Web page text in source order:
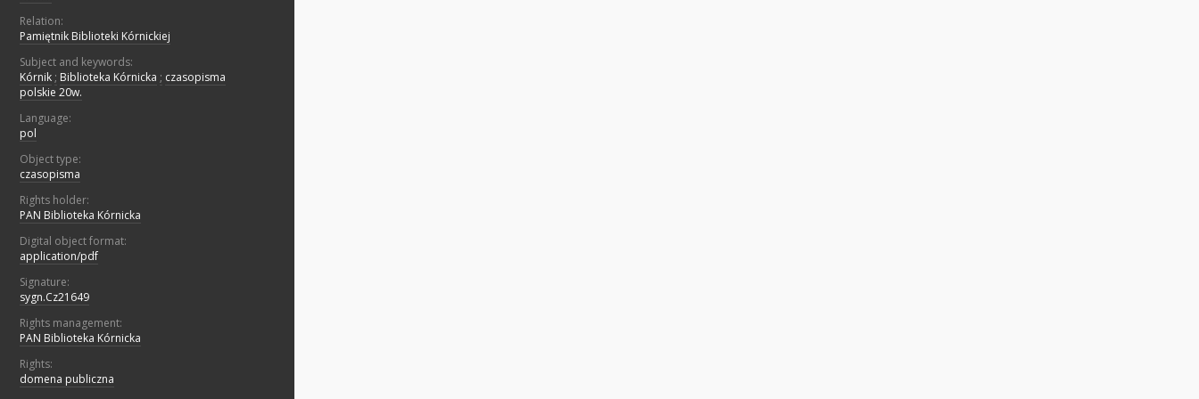
Relation:
Pamiętnik Biblioteki Kórnickiej
Subject and keywords:
Kórnik ; Biblioteka Kórnicka ; czasopisma
polskie 20w.
Language:
pol
Object type:
czasopisma
Rights holder:
PAN Biblioteka Kórnicka
Digital object format:
application/pdf
Signature:
sygn.Cz21649
Rights management:
PAN Biblioteka Kórnicka
Rights:
domena publiczna